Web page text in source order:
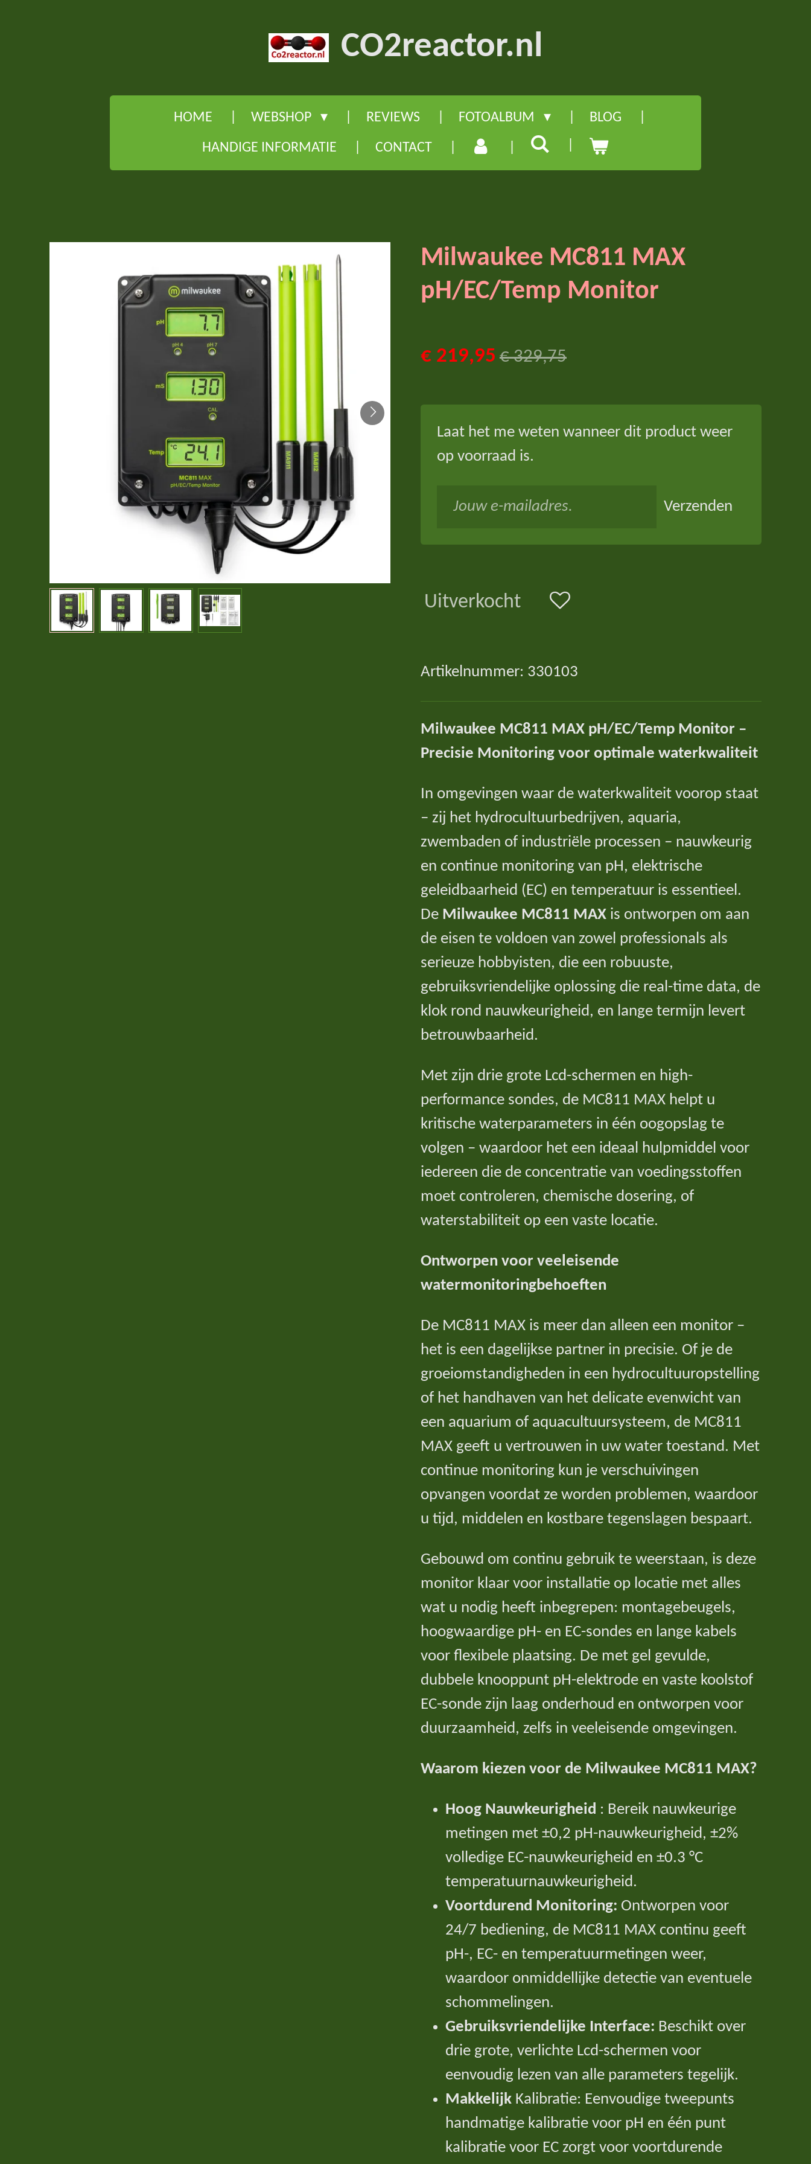
CO2reactor.nl
HOME WEBSHOP REVIEWS FOTOALBUM BLOG
HANDIGE INFORMATIE CONTACT
Milwaukee MC811 MAX
pH/EC/Temp Monitor
€ 219,95 € 329,75
Laat het me weten wanneer dit product weer
op voorraad is.
Verzenden
Uitverkocht
Artikelnummer: 330103
Milwaukee MC811 MAX pH/EC/Temp Monitor –
Precisie Monitoring voor optimale waterkwaliteit
In omgevingen waar de waterkwaliteit voorop staat
– zij het hydrocultuurbedrijven, aquaria,
zwembaden of industriële processen – nauwkeurig
en continue monitoring van pH, elektrische
geleidbaarheid (EC) en temperatuur is essentieel.
De Milwaukee MC811 MAX is ontworpen om aan
de eisen te voldoen van zowel professionals als
serieuze hobbyisten, die een robuuste,
gebruiksvriendelijke oplossing die real-time data, de
klok rond nauwkeurigheid, en lange termijn levert
betrouwbaarheid.
Met zijn drie grote Lcd-schermen en high-
performance sondes, de MC811 MAX helpt u
kritische waterparameters in één oogopslag te
volgen – waardoor het een ideaal hulpmiddel voor
iedereen die de concentratie van voedingsstoffen
moet controleren, chemische dosering, of
waterstabiliteit op een vaste locatie.
Ontworpen voor veeleisende
watermonitoringbehoeften
De MC811 MAX is meer dan alleen een monitor –
het is een dagelijkse partner in precisie. Of je de
groeiomstandigheden in een hydrocultuuropstelling
of het handhaven van het delicate evenwicht van
een aquarium of aquacultuursysteem, de MC811
MAX geeft u vertrouwen in uw water toestand. Met
continue monitoring kun je verschuivingen
opvangen voordat ze worden problemen, waardoor
u tijd, middelen en kostbare tegenslagen bespaart.
Gebouwd om continu gebruik te weerstaan, is deze
monitor klaar voor installatie op locatie met alles
wat u nodig heeft inbegrepen: montagebeugels,
hoogwaardige pH- en EC-sondes en lange kabels
voor flexibele plaatsing. De met gel gevulde,
dubbele knooppunt pH-elektrode en vaste koolstof
EC-sonde zijn laag onderhoud en ontworpen voor
duurzaamheid, zelfs in veeleisende omgevingen.
Waarom kiezen voor de Milwaukee MC811 MAX?
Hoog Nauwkeurigheid : Bereik nauwkeurige
metingen met ±0,2 pH-nauwkeurigheid, ±2%
volledige EC-nauwkeurigheid en ±0.3 °C
temperatuurnauwkeurigheid.
Voortdurend Monitoring: Ontworpen voor
24/7 bediening, de MC811 MAX continu geeft
pH-, EC- en temperatuurmetingen weer,
waardoor onmiddellijke detectie van eventuele
schommelingen.
Gebruiksvriendelijke Interface: Beschikt over
drie grote, verlichte Lcd-schermen voor
eenvoudig lezen van alle parameters tegelijk.
Makkelijk Kalibratie: Eenvoudige tweepunts
handmatige kalibratie voor pH en één punt
kalibratie voor EC zorgt voor voortdurende